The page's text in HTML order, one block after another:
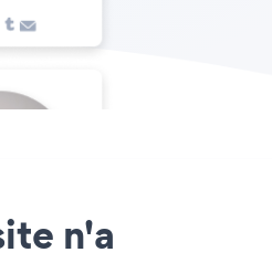
n'a